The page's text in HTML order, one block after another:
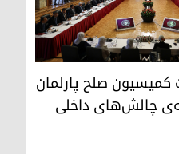
صلح پارلمان ترکیه در
کمیسیون صلح پارلمان
چالش‌های داخلی